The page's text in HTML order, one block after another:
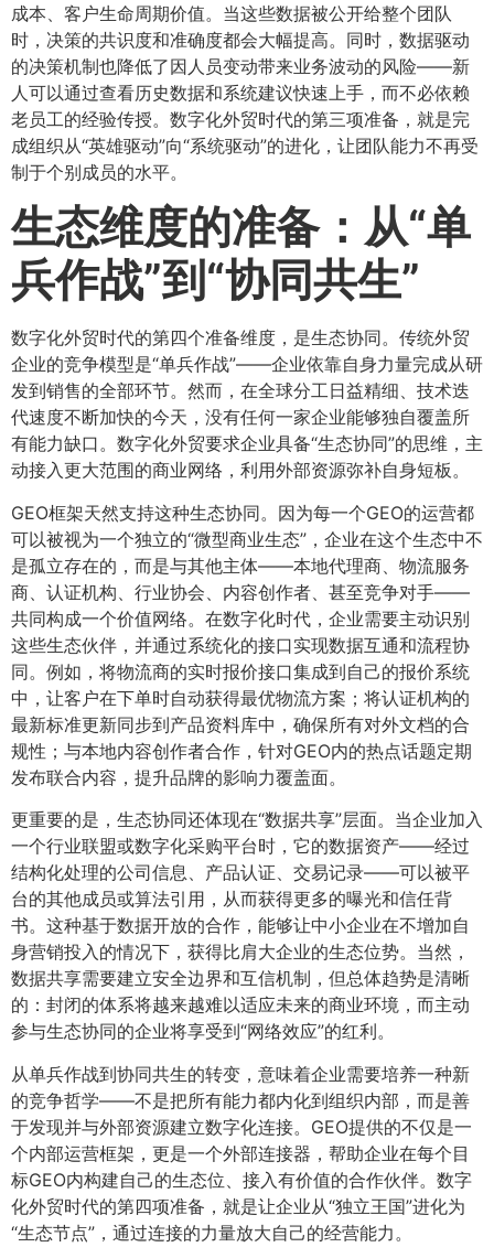
成本、客户生命周期价值。当这些数据被公开给整个团队
时，决策的共识度和准确度都会大幅提高。同时，数据驱动
的决策机制也降低了因人员变动带来业务波动的风险——新
人可以通过查看历史数据和系统建议快速上手，而不必依赖
老员工的经验传授。数字化外贸时代的第三项准备，就是完
成组织从“英雄驱动”向“系统驱动”的进化，让团队能力不再受
制于个别成员的水平。
生态维度的准备：从“单
兵作战”到“协同共生”​
数字化外贸时代的第四个准备维度，是生态协同。传统外贸
企业的竞争模型是“单兵作战”——企业依靠自身力量完成从研
发到销售的全部环节。然而，在全球分工日益精细、技术迭
代速度不断加快的今天，没有任何一家企业能够独自覆盖所
有能力缺口。数字化外贸要求企业具备“生态协同”的思维，主
动接入更大范围的商业网络，利用外部资源弥补自身短板。
GEO框架天然支持这种生态协同。因为每一个GEO的运营都
可以被视为一个独立的“微型商业生态”，企业在这个生态中不
是孤立存在的，而是与其他主体——本地代理商、物流服务
商、认证机构、行业协会、内容创作者、甚至竞争对手——
共同构成一个价值网络。在数字化时代，企业需要主动识别
这些生态伙伴，并通过系统化的接口实现数据互通和流程协
同。例如，将物流商的实时报价接口集成到自己的报价系统
中，让客户在下单时自动获得最优物流方案；将认证机构的
最新标准更新同步到产品资料库中，确保所有对外文档的合
规性；与本地内容创作者合作，针对GEO内的热点话题定期
发布联合内容，提升品牌的影响力覆盖面。
更重要的是，生态协同还体现在“数据共享”层面。当企业加入
一个行业联盟或数字化采购平台时，它的数据资产——经过
结构化处理的公司信息、产品认证、交易记录——可以被平
台的其他成员或算法引用，从而获得更多的曝光和信任背
书。这种基于数据开放的合作，能够让中小企业在不增加自
身营销投入的情况下，获得比肩大企业的生态位势。当然，
数据共享需要建立安全边界和互信机制，但总体趋势是清晰
的：封闭的体系将越来越难以适应未来的商业环境，而主动
参与生态协同的企业将享受到“网络效应”的红利。
从单兵作战到协同共生的转变，意味着企业需要培养一种新
的竞争哲学——不是把所有能力都内化到组织内部，而是善
于发现并与外部资源建立数字化连接。GEO提供的不仅是一
个内部运营框架，更是一个外部连接器，帮助企业在每个目
标GEO内构建自己的生态位、接入有价值的合作伙伴。数字
化外贸时代的第四项准备，就是让企业从“独立王国”进化为
“生态节点”，通过连接的力量放大自己的经营能力。